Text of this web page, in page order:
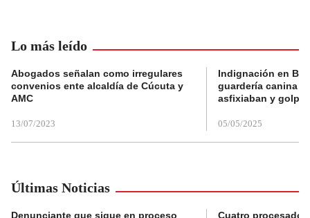
Lo más leído
Abogados señalan como irregulares
convenios ente alcaldía de Cúcuta y
AMC
13/07/2023
Indignación en
guardería canina
asfixiaban y
05/05/2025
Últimas Noticias
Denunciante que sigue en proceso
Cuatro